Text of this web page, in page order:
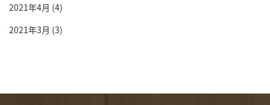
2021年4月 (4)
2021年3月 (3)